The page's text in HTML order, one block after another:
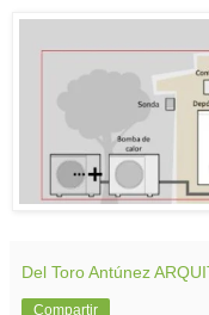
Del Toro Antúnez
Compartir